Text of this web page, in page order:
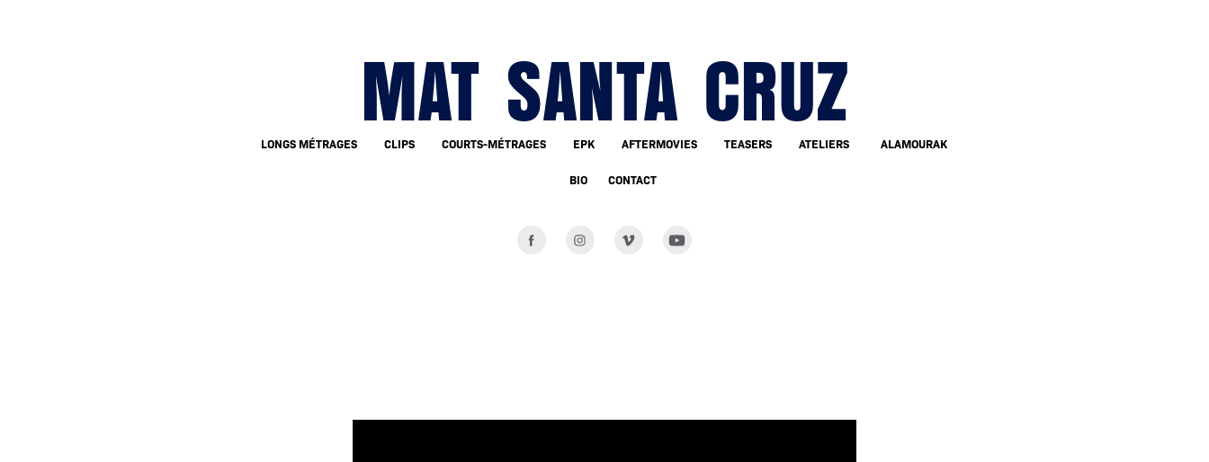
MAT SANTA CRUZ
LONGS MÉTRAGES CLIPS COURTS-MÉTRAGES EPK AFTERMOVIES TEASERS ATELIERS ALAMOURAK
BIO CONTACT